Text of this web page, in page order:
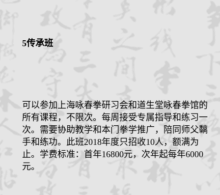
5传承班
可以参加上海咏春拳研习会和道生堂咏春拳馆的
所有课程，不限次。每周接受专属指导和练习一
次。需要协助教学和本门拳学推广，陪同师父黐
手和练功。此班2018年度只招收10人，额满为
止。学费标准：首年16800元，次年起每年6000
元。